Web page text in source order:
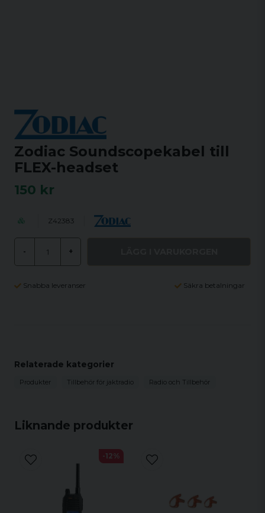
Zodiac Soundscopekabel till
FLEX-headset
150 kr
Z42383
- +
Snabba leveranser Säkra betalningar
Liknande produkter
-12%
Relaterade kategorier
Produkter Tillbehör för jaktradio Radio och Tillbehör